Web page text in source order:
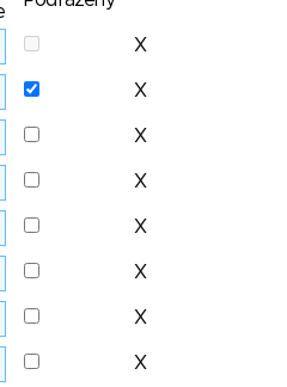
X
X
X
X
X
X
X
X